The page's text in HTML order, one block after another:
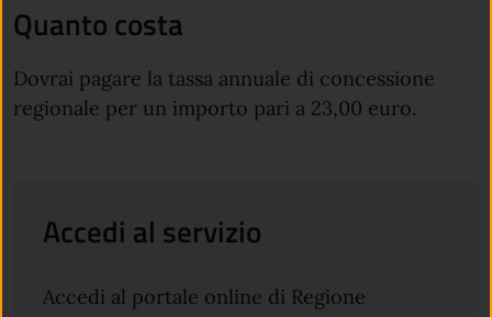
Quanto costa
Dovrai pagare la tassa annuale di concessione
regionale per un importo pari a 23,00 euro.
Accedi al servizio
Accedi al portale online di Regione